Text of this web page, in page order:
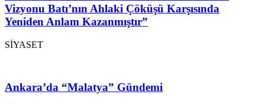
Vizyonu Batı’nın Ahlaki Çöküşü Karşısında
Yeniden Anlam Kazanmıştır”
SİYASET
Ankara’da “Malatya” Gündemi